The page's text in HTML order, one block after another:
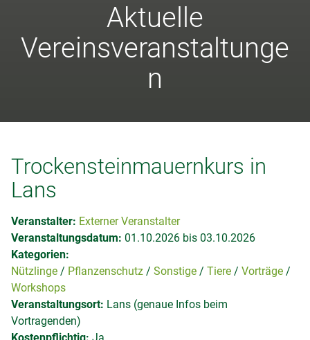
Aktuelle
Vereinsveranstaltunge
n
Trockensteinmauernkurs in
Lans
Veranstalter: Externer Veranstalter
Veranstaltungsdatum: 01.10.2026 bis 03.10.2026
Kategorien:
Nützlinge
Pflanzenschutz Sonstige Tiere
Vorträge
Workshops
Veranstaltungsort: Lans (genaue Infos beim
Vortragenden)
Kostenpflichtig: Ja